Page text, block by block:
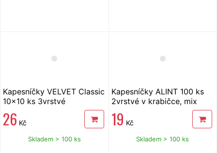
Kapesníčky VELVET Classic
10x10 ks 3vrstvé
26 Kč
Skladem > 100 ks
Kapesníčky ALINT 100 ks
2vrstvé v krabičce, mix
19 Kč
Skladem > 100 ks